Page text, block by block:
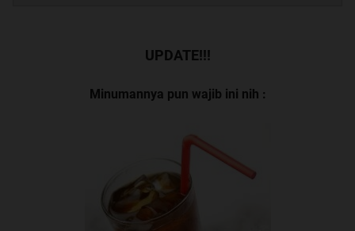
UPDATE!!!
Minumannya pun wajib ini nih :